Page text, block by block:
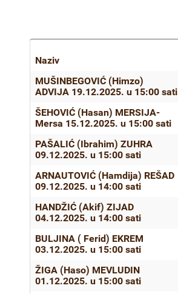
Članci
Naziv
MUŠINBEGOVIĆ (Himzo)
ADVIJA 19.12.2025. u 15:00 sati
ŠEHOVIĆ (Hasan) MERSIJA-
Mersa 15.12.2025. u 15:00 sati
PAŠALIĆ (Ibrahim) ZUHRA
09.12.2025. u 15:00 sati
ARNAUTOVIĆ (Hamdija) REŠAD
09.12.2025. u 14:00 sati
HANDŽIĆ (Akif) ZIJAD
04.12.2025. u 14:00 sati
BULJINA ( Ferid) EKREM
03.12.2025. u 15:00 sati
ŽIGA (Haso) MEVLUDIN
01.12.2025. u 15:00 sati